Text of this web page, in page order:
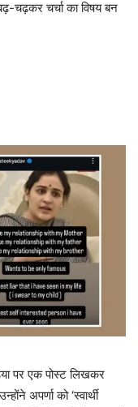
चढ़कर चर्चा का विषय बन
पर एक पोस्ट लिखकर
अपर्णा को ‘स्वार्थी